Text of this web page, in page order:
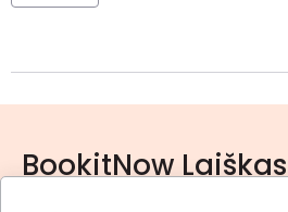
BookitNow Laiškas